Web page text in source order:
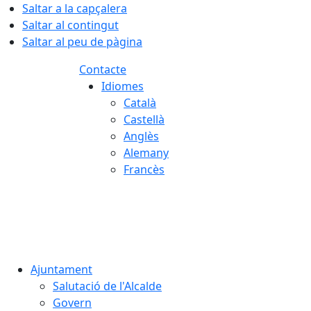
Saltar a la capçalera
Saltar al contingut
Saltar al peu de pàgina
Contacte
Idiomes
Català
Castellà
Anglès
Alemany
Francès
Ajuntament
Salutació de l'Alcalde
Govern